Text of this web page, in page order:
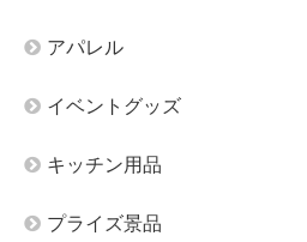
アパレル
イベントグッズ
キッチン用品
プライズ景品